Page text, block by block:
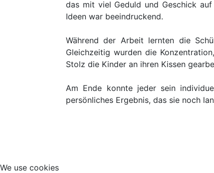
das mit viel Geduld und Geschick
Ideen war beeindruckend.
Während der Arbeit lernten die
Gleichzeitig wurden die
Stolz die Kinder an ihren Kissen
Am Ende konnte jeder sein
persönliches Ergebnis, das sie noch
We use cookies